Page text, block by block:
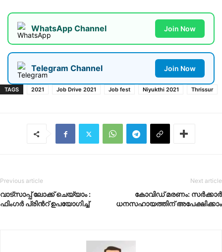
WhatsApp Channel Join Now
Telegram Channel Join Now
TAGS 2021 Job Drive 2021 Job fest Niyukthi 2021 Thrissur
Previous article
വാട്സാപ്പ് ലോക്ക് ചെയ്യാം :
ഫിംഗർ പ്രിൻറ് ഉപയോഗിച്ച്
Next article
കോവിഡ് മരണം: സർക്കാർ
ധനസഹായത്തിന് അപേക്ഷിക്കാം